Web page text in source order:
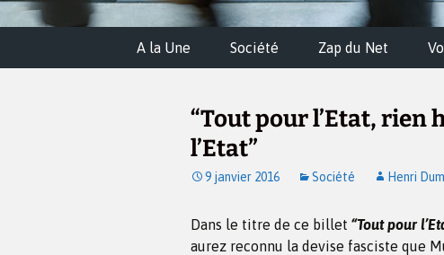
A la Une Société Zap du Net
“Tout pour l’Etat, rien
l’Etat”
9 janvier 2016 Société Henri
Dans le titre de ce billet “Tout pour
aurez reconnu la devise fasciste que